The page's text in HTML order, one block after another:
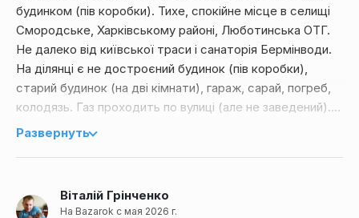
Віталій Грінченко
На Bazarok с мая 2026 г.
будинком (пів коробки). Тихе, спокійне місце в селищі
Смородське, Харківському районі, Люботинська ОТГ.
Не далеко від київської траси і санаторія Бермінводи.
На ділянці є не достроєний будинок (пів коробки),
старий будинок (на дві кімнати), гараж, сарай, погреб,
колодязь. Газ проходить по вулиці (але не заведений).
Подробиці за телефоном 0502781523 Віталій
Развернуть